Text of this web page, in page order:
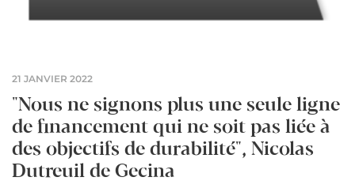
21 JANVIER 2022
"Nous ne signons plus une seule ligne
de financement qui ne soit pas liée à
des objectifs de durabilité", Nicolas
Dutreuil de Gecina